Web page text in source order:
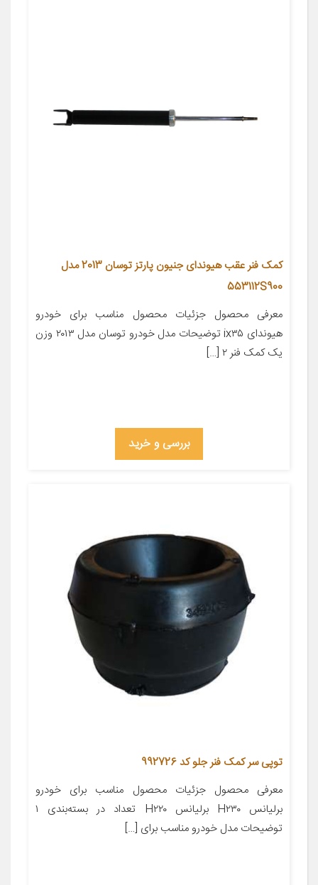
کمک فنر عقب هیوندای جنیون پارتز توسان 2013 مدل
553112S900
معرفی محصول جزئیات محصول مناسب برای خودرو
هیوندای ix۳۵ توضیحات مدل خودرو توسان مدل ۲۰۱۳ وزن
یک کمک فنر ۲ […]
بررسی و خرید
توپی سر کمک فنر جلو کد 992726
معرفی محصول جزئیات محصول مناسب برای خودرو
برلیانس H۲۳۰ برلیانس H۲۲۰ تعداد در بسته‌بندی ۱
توضیحات مدل خودرو مناسب برای […]